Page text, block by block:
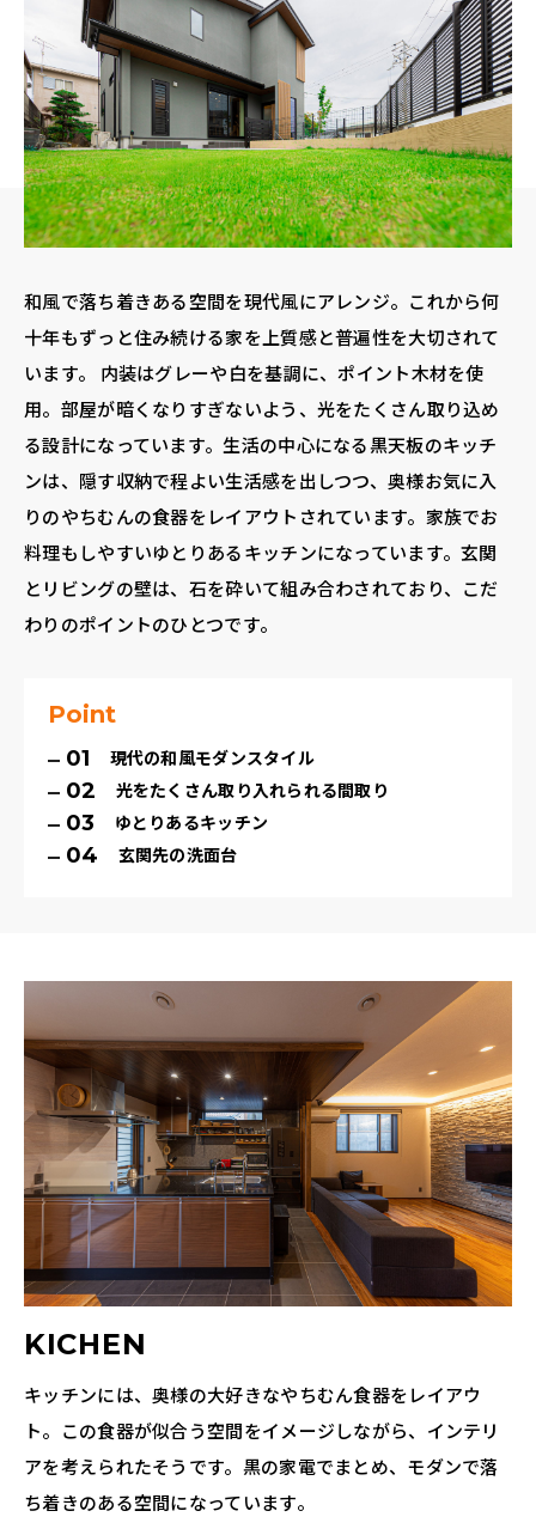
和風で落ち着きある空間を現代風にアレンジ。これから何
十年もずっと住み続ける家を上質感と普遍性を大切されて
います。 内装はグレーや白を基調に、ポイント木材を使
用。部屋が暗くなりすぎないよう、光をたくさん取り込め
る設計になっています。生活の中心になる黒天板のキッチ
ンは、隠す収納で程よい生活感を出しつつ、奥様お気に入
りのやちむんの食器をレイアウトされています。家族でお
料理もしやすいゆとりあるキッチンになっています。玄関
とリビングの壁は、石を砕いて組み合わされており、こだ
わりのポイントのひとつです。
Point
01 現代の和風モダンスタイル
02 光をたくさん取り入れられる間取り
03 ゆとりあるキッチン
04 玄関先の洗面台
KICHEN
キッチンには、奥様の大好きなやちむん食器をレイアウ
ト。この食器が似合う空間をイメージしながら、インテリ
アを考えられたそうです。黒の家電でまとめ、モダンで落
ち着きのある空間になっています。